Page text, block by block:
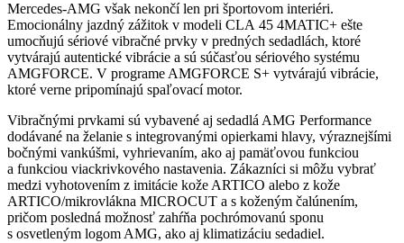
Mercedes-AMG však nekončí len pri športovom interiéri.
Emocionálny jazdný zážitok v modeli CLA 45 4MATIC+ ešte
umocňujú sériové vibračné prvky v predných sedadlách, ktoré
vytvárajú autentické vibrácie a sú súčasťou sériového systému
AMGFORCE. V programe AMGFORCE S+ vytvárajú vibrácie,
ktoré verne pripomínajú spaľovací motor.
Vibračnými prvkami sú vybavené aj sedadlá AMG Performance
dodávané na želanie s integrovanými opierkami hlavy, výraznejšími
bočnými vankúšmi, vyhrievaním, ako aj pamäťovou funkciou
a funkciou viackrivkového nastavenia. Zákazníci si môžu vybrať
medzi vyhotovením z imitácie kože ARTICO alebo z kože
ARTICO/mikrovlákna MICROCUT a s koženým čalúnením,
pričom posledná možnosť zahŕňa pochrómovanú sponu
s osvetleným logom AMG, ako aj klimatizáciu sedadiel.